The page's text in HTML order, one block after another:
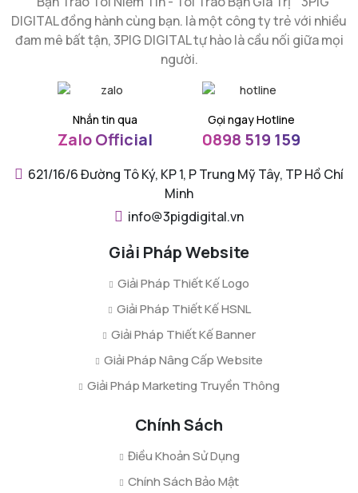
DIGITAL đồng hành cùng bạn. là một công ty trẻ với nhiều
đam mê bất tận, 3PIG DIGITAL tự hào là cầu nối giữa mọi
người.
Nhắn tin qua
Zalo Official
Gọi ngay Hotline
0898 519 159
621/16/6 Đường Tô Ký, KP 1, P Trung Mỹ Tây, TP Hồ Chí
Minh
info@3pigdigital.vn
Giải Pháp Website
Giải Pháp Thiết Kế Logo
Giải Pháp Thiết Kế HSNL
Giải Pháp Thiết Kế Banner
Giải Pháp Nâng Cấp Website
Giải Pháp Marketing Truyền Thông
Chính Sách
Điều Khoản Sử Dụng
Chính Sách Bảo Mật